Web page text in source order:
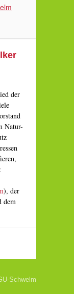
der
Natur-
), der
dem
Schwelm